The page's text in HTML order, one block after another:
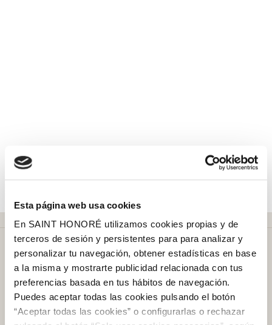
Esta página web usa cookies
En SAINT HONORÉ utilizamos cookies propias y de
terceros de sesión y persistentes para para analizar y
personalizar tu navegación, obtener estadísticas en base
a la misma y mostrarte publicidad relacionada con tus
preferencias basada en tus hábitos de navegación.
Puedes aceptar todas las cookies pulsando el botón
“Aceptar todas las cookies” o configurarlas o rechazar
Más de 50 añosen el mercado